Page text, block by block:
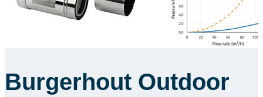
Burgerhout Outdoor